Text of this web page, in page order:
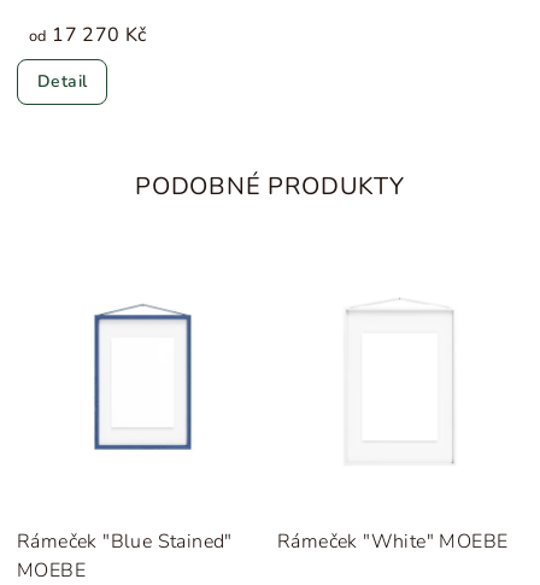
od 17 270 Kč
Detail
PODOBNÉ PRODUKTY
Rámeček "Blue Stained"
MOEBE
Rámeček "White" MOEBE